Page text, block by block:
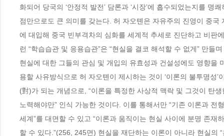
화되어 당국의 ‘안정적 발전’ 담론과 ‘시장’에 흡수되었는지를
점만으로도 큰 의미를 갖는다. 허 자오톈은 자유주의 진영이 중
에 대입해 중국 빈부격차의 심화를 세계적 추세로 진단하고 비판
런 “학습습관 및 응용습관”은 “현실을 결코 해석할 수 없게” 만들
현실에 대한 그들의 관심 및 개입의 유효성과 건설성에도 영향을
용할 사유방식으로 허 자오톈이 제시하는 것이 ‘이론의 불투명성
(對)가 되는 개념으로, “이론을 특정한 사상적 맥락 및 그것이 탄
노력해야만” 인식 가능한 것이다. 이를 통해서만 “기존 이론과
세계”를 대면할 수 있고 “이론과 움직이는 현실 사이에 분명 존
할 수 있다.”(256, 245면) 현실을 재단하는 이론이 아니라 현실의